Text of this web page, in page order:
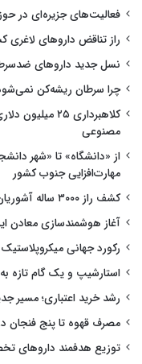
فعالیت‌های جزیره‌ای در
راز تناقض داروهای
نسل جدید داروهای
چرا سرطان ریشه‌کن
کلاهبرداری
مصنوعی
از «دانشگاه» تا «شهر
مهارت‌افزایی جنوب کشور
کشف راز ۳۰۰۰ ساله آشوریان
آغاز هوشمندسازی معادن
رکورد جهانی
استارشیپ و یک گام تازه
رشد خرید اعتباری؛ مسیر
مصرف قهوه تا پنج فنجان
توزیع هدفمند داروهای